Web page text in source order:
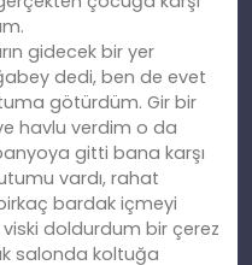
gidecek bir yer
dedi, ben de evet
götürdüm. Gir bir
havlu verdim o da
gitti bana karşı
vardı, rahat
bardak içmeyi
doldurdum bir çerez
salonda koltuğa